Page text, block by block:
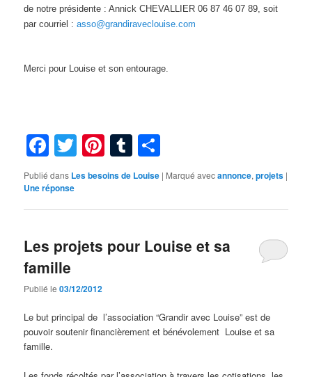
de notre présidente : Annick CHEVALLIER 06 87 46 07 89, soit
par courriel :asso@grandiraveclouise.com
Merci pour Louise et son entourage.
Facebook
Twitter
Pinterest
Tumblr
Publié dans Les besoins de Louise | Marqué avecannonce,projets |
Uneréponse
Les projets pour Louise et sa
famille
Publié le03/12/2012
Le but principal de l’association “Grandir avec Louise” est de
pouvoir soutenir financièrement et bénévolement Louise et sa
famille.